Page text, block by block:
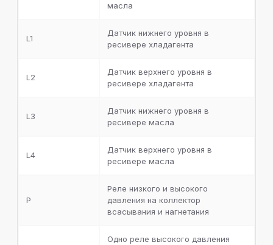
Комплект документации
Манометры высокого и низкого давления
масла
L1
Датчик нижнего уровня в
ресивере хладагента
L2
Датчик верхнего уровня в
ресивере хладагента
L3
Датчик нижнего уровня в
ресивере масла
L4
Датчик верхнего уровня в
ресивере масла
P
Реле низкого и высокого
давления на коллектор
всасывания и нагнетания
Одно реле высокого давления